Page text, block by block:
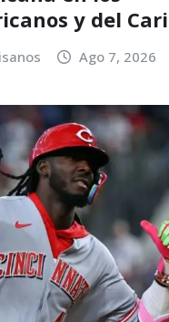
y del
Ago 7, 2026